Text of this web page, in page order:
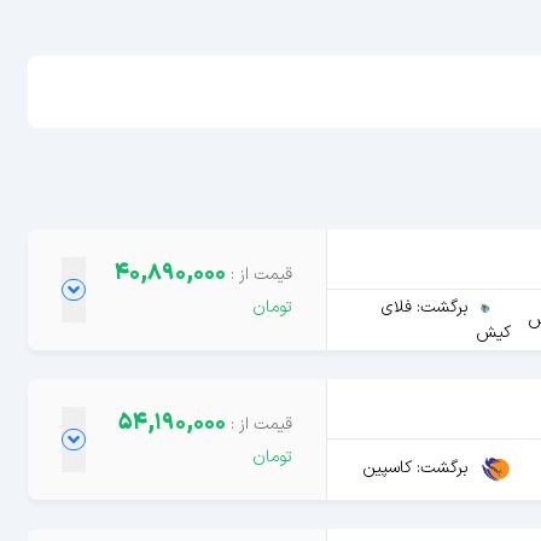
برگشت: فلای
کیش
40,890,000
برگشت: کاسپین
54,190,000